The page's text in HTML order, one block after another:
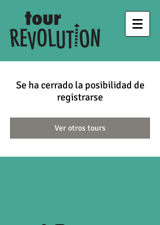
Se ha cerrado la posibilidad de
registrarse
Ver otros tours